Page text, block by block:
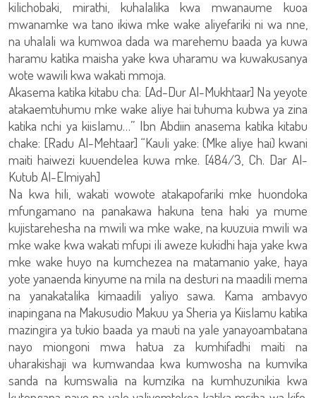
kilichobaki, mirathi, kuhalalika kwa mwanaume kuoa
mwanamke wa tano ikiwa mke wake aliyefariki ni wa nne,
na uhalali wa kumwoa dada wa marehemu baada ya kuwa
haramu katika maisha yake kwa uharamu wa kuwakusanya
wote wawili kwa wakati mmoja.
Akasema katika kitabu cha: [Ad-Dur Al-Mukhtaar] Na yeyote
atakaemtuhumu mke wake aliye hai tuhuma kubwa ya zina
katika nchi ya kiislamu…” Ibn Abdiin anasema katika kitabu
chake: [Radu Al-Mehtaar] “Kauli yake: (Mke aliye hai) kwani
maiti haiwezi kuuendelea kuwa mke. [484/3, Ch. Dar Al-
Kutub Al-Elmiyah]
Na kwa hili, wakati wowote atakapofariki mke huondoka
mfungamano na panakawa hakuna tena haki ya mume
kujistarehesha na mwili wa mke wake, na kuuzuia mwili wa
mke wake kwa wakati mfupi ili aweze kukidhi haja yake kwa
mke wake huyo na kumchezea na matamanio yake, haya
yote yanaenda kinyume na mila na desturi na maadili mema
na yanakatalika kimaadili yaliyo sawa. Kama ambavyo
inapingana na Makusudio Makuu ya Sheria ya Kiislamu katika
mazingira ya tukio baada ya mauti na yale yanayoambatana
nayo miongoni mwa hatua za kumhifadhi maiti na
uharakishaji wa kumwandaa kwa kumwosha na kumvika
sanda na kumswalia na kumzika na kumhuzunikia kwa